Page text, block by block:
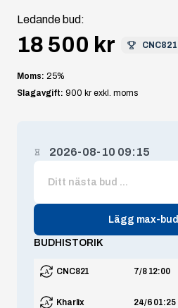
Ledande bud:
18 500 kr CNC821
Moms: 25%
Slagavgift: 900 kr exkl. moms
2026-08-10 09:15
Lägg max-bud
BUDHISTORIK
CNC821 7/8 12:00
Kharlix 24/6 01:25